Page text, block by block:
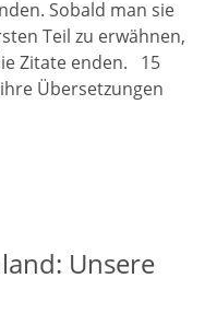
Sobald man sie
Teil zu erwähnen,
Zitate enden. 15
Übersetzungen
Unsere